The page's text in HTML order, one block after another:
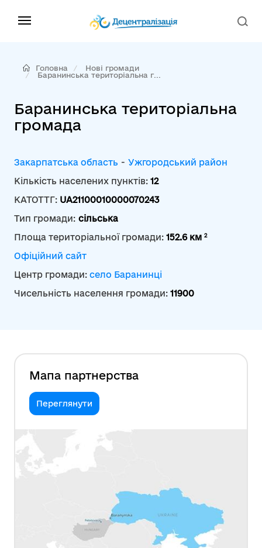
Головна
Нові громади
Баранинська територіальна г...
Баранинська територіальна
громада
Закарпатська область - Ужгородський район
Кількість населених пунктів: 12
КАТОТТГ: UA21100010000070243
Тип громади: сільська
Площа територіальної громади: 152.6 км 2
Офіційний сайт
Центр громади: село Баранинці
Чисельність населення громади: 11900
Мапа партнерства
Переглянути